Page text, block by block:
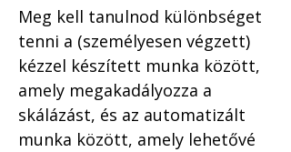
Meg kell tanulnod különbséget
tenni a (személyesen végzett)
kézzel készített munka között,
amely megakadályozza a
skálázást, és az automatizált
munka között, amely lehetővé